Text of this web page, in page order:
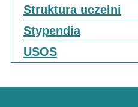
Struktura uczelni
Stypendia
USOS